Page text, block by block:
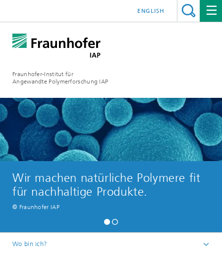
Fraunhofer-Institut für
Angewandte Polymerforschung IAP
ENGLISH
Wir machen natürliche Polymere fit
für nachhaltige Produkte.
© Fraunhofer IAP
Wo bin ich?